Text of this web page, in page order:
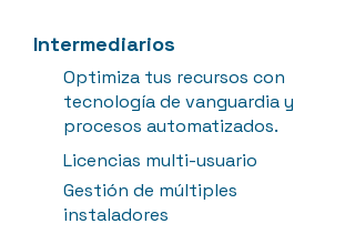
Intermediarios
Optimiza tus recursos con
tecnología de vanguardia y
procesos automatizados.
Licencias multi-usuario
Gestión de múltiples
instaladores